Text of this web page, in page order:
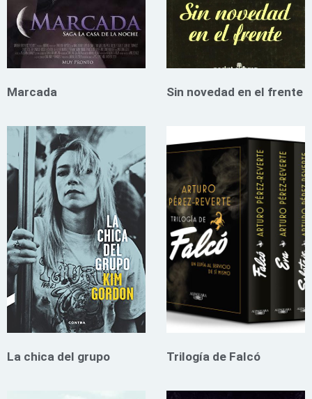
Marcada Sin novedad en el frente
La chica del grupo Trilogía de Falcó